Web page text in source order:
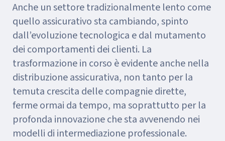
Anche un settore tradizionalmente lento come
quello assicurativo sta cambiando, spinto
dall’evoluzione tecnologica e dal mutamento
dei comportamenti dei clienti. La
trasformazione in corso è evidente anche nella
distribuzione assicurativa, non tanto per la
temuta crescita delle compagnie dirette,
ferme ormai da tempo, ma soprattutto per la
profonda innovazione che sta avvenendo nei
modelli di intermediazione professionale.